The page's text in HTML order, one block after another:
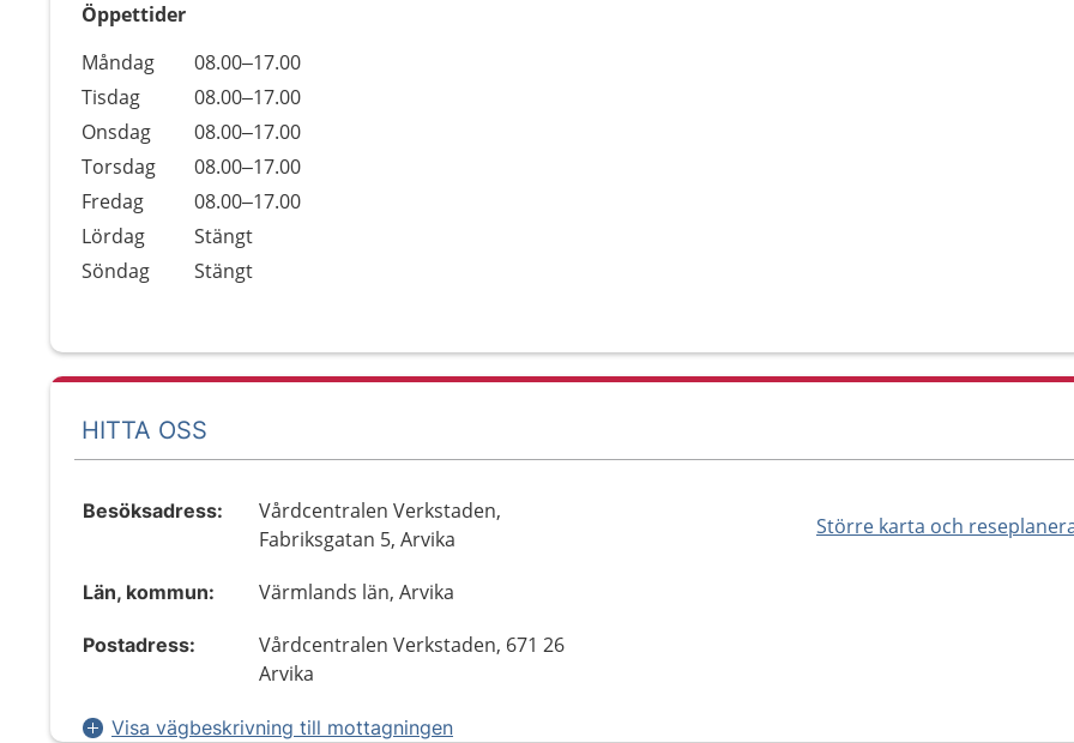
Öppettider
Dag
Öppettider
Kommentarer
Måndag
08.00–17.00
Tisdag
08.00–17.00
Onsdag
08.00–17.00
Torsdag
08.00–17.00
Fredag
08.00–17.00
Lördag
Stängt
Söndag
Stängt
HITTA OSS
Större karta och
Besöksadress:
Vårdcentralen Verkstaden,
Fabriksgatan 5, Arvika
Län, kommun: Värmlands län, Arvika
Postadress:
Vårdcentralen Verkstaden, 671 26
Arvika
Visa vägbeskrivning till mottagningen